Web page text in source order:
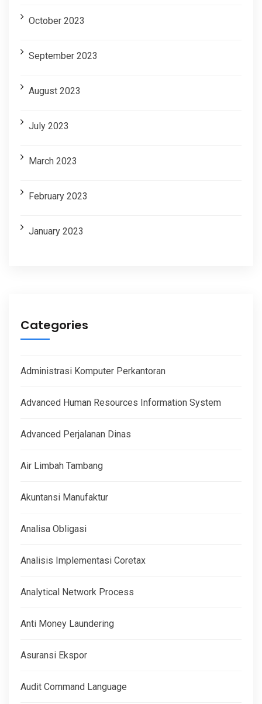
October 2023
September 2023
August 2023
July 2023
March 2023
February 2023
January 2023
Categories
Administrasi Komputer Perkantoran
Advanced Human Resources Information System
Advanced Perjalanan Dinas
Air Limbah Tambang
Akuntansi Manufaktur
Analisa Obligasi
Analisis Implementasi Coretax
Analytical Network Process
Anti Money Laundering
Asuransi Ekspor
Audit Command Language